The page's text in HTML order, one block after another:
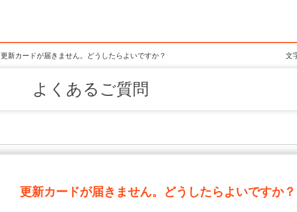
文
更新カードが届きません。どうしたらよいですか？
よくあるご質問
更新カードが届きません。どうしたらよいですか？